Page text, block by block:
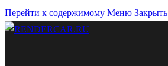
Перейти к содержимому Меню Закрыть